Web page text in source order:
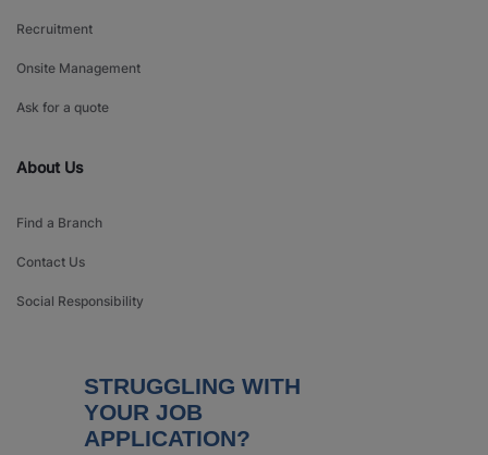
Recruitment
Onsite Management
Ask for a quote
About Us
Find a Branch
Contact Us
Social Responsibility